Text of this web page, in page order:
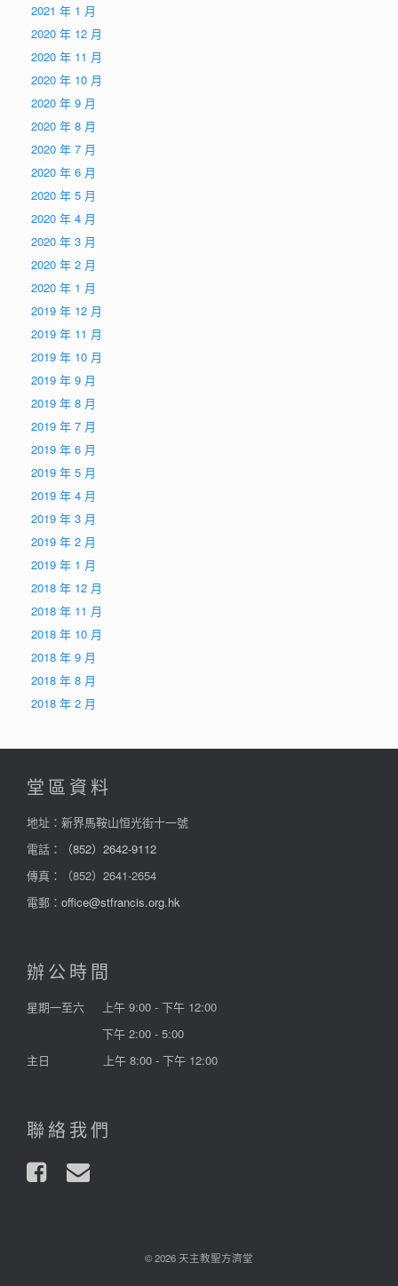
2021 年 1 月
2020 年 12 月
2020 年 11 月
2020 年 10 月
2020 年 9 月
2020 年 8 月
2020 年 7 月
2020 年 6 月
2020 年 5 月
2020 年 4 月
2020 年 3 月
2020 年 2 月
2020 年 1 月
2019 年 12 月
2019 年 11 月
2019 年 10 月
2019 年 9 月
2019 年 8 月
2019 年 7 月
2019 年 6 月
2019 年 5 月
2019 年 4 月
2019 年 3 月
2019 年 2 月
2019 年 1 月
2018 年 12 月
2018 年 11 月
2018 年 10 月
2018 年 9 月
2018 年 8 月
2018 年 2 月
堂區資料
地址：新界馬鞍山恒光街十一號
電話：
（852）2642-9112
傳真：（852）2641-2654
電郵： office@stfrancis.org.hk
辦公時間
星期一至六
上午 9:00 - 下午 12:00
下午 2:00 - 5:00
主日
上午 8:00 - 下午 12:00
聯絡我們
© 2026 天主教聖方濟堂